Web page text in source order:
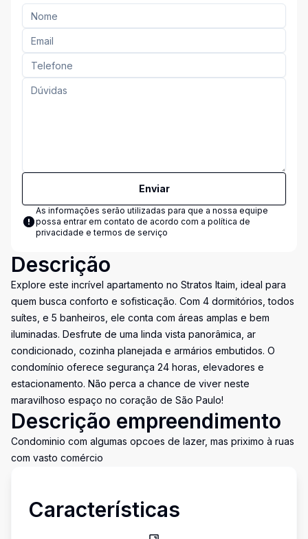
Enviar
As informações serão utilizadas para que a nossa equipe
possa entrar em contato de acordo com a política de
privacidade e termos de serviço
Descrição
Explore este incrível apartamento no Stratos Itaim, ideal para
quem busca conforto e sofisticação. Com 4 dormitórios, todos
suítes, e 5 banheiros, ele conta com áreas amplas e bem
iluminadas. Desfrute de uma linda vista panorâmica, ar
condicionado, cozinha planejada e armários embutidos. O
condomínio oferece segurança 24 horas, elevadores e
estacionamento. Não perca a chance de viver neste
maravilhoso espaço no coração de São Paulo!
Descrição empreendimento
Condominio com algumas opcoes de lazer, mas priximo à ruas
com vasto comércio
Características